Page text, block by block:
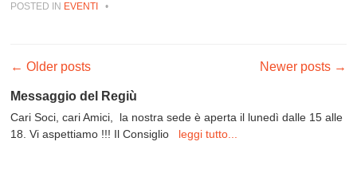
POSTED IN EVENTI •
Post navigation
← Older posts Newer posts →
Messaggio del Regiù
Cari Soci, cari Amici, la nostra sede è aperta il lunedì dalle 15 alle
18. Vi aspettiamo !!! Il Consiglio leggi tutto...